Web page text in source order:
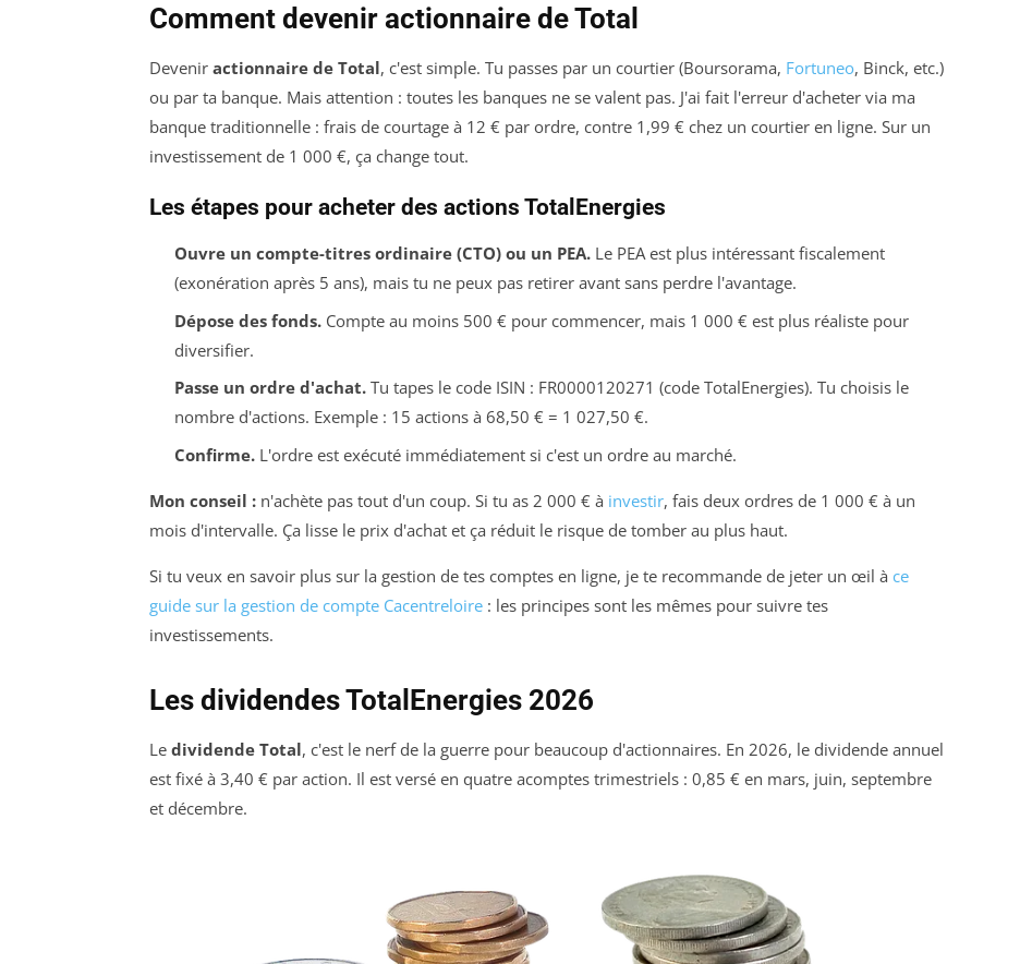
Comment devenir actionnaire de Total
Devenir actionnaire de Total, c'est simple. Tu passes par un courtier (Boursorama, Fortuneo, Binck, etc.)
ou par ta banque. Mais attention : toutes les banques ne se valent pas. J'ai fait l'erreur d'acheter via ma
banque traditionnelle : frais de courtage à 12 € par ordre, contre 1,99 € chez un courtier en ligne. Sur un
investissement de 1 000 €, ça change tout.
Les étapes pour acheter des actions TotalEnergies
Ouvre un compte-titres ordinaire (CTO) ou un PEA.Le PEA est plus intéressant fiscalement
(exonération après 5 ans), mais tu ne peux pas retirer avant sans perdre l'avantage.
Dépose des fonds.Compte au moins 500 € pour commencer, mais 1 000 € est plus réaliste pour
diversifier.
Passe un ordre d'achat.Tu tapes le code ISIN : FR0000120271 (code TotalEnergies). Tu choisis le
nombre d'actions. Exemple : 15 actions à 68,50 € = 1 027,50 €.
Confirme.L'ordre est exécuté immédiatement si c'est un ordre au marché.
Mon conseil : n'achète pas tout d'un coup. Si tu as 2 000 € à investir, fais deux ordres de 1 000 € à un
mois d'intervalle. Ça lisse le prix d'achat et ça réduit le risque de tomber au plus haut.
Si tu veux en savoir plus sur la gestion de tes comptes en ligne, je te recommande de jeter un œil à ce
guide sur la gestion de compte Cacentreloire : les principes sont les mêmes pour suivre tes
investissements.
Les dividendes TotalEnergies 2026
Le dividende Total, c'est le nerf de la guerre pour beaucoup d'actionnaires. En 2026, le dividende annuel
est fixé à 3,40 € par action. Il est versé en quatre acomptes trimestriels : 0,85 € en mars, juin, septembre
et décembre.